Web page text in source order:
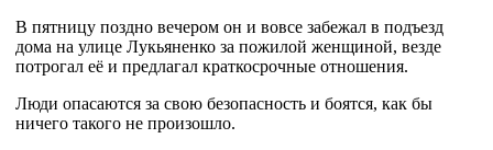
В пятницу поздно вечером он и вовсе забежал в подъезд
дома на улице Лукьяненко за пожилой женщиной, везде
потрогал её и предлагал краткосрочные отношения.
Люди опасаются за свою безопасность и боятся, как бы
ничего такого не произошло.